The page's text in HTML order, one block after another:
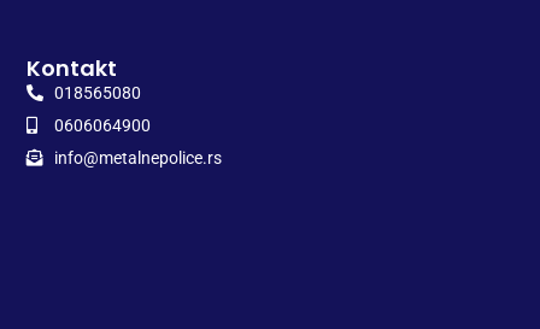
Kontakt
018565080
0606064900
info@metalnepolice.rs